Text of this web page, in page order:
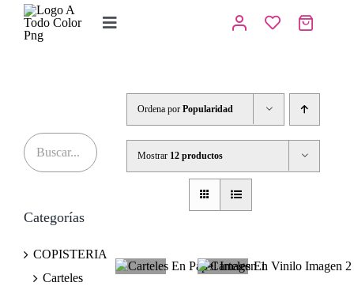
Saltar
contenido
Toggle
IMPRENTA
Contacto
Ordena por Popularidad
Mostrar 12 productos
Categorías
COPISTERIA
Carteles